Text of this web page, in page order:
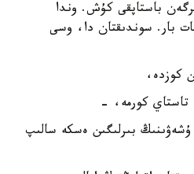
باستاپقى كۇش. وندا
بار. سوندىقتان دا، وسى
كوزدە،
كورمە، -
بىرلىگىن ەسكە سالىپ